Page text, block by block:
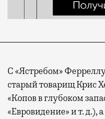
С «Ястребом»
старый товарищ Крис
«Копов в глубоком
«Евровидение» и т. д.),